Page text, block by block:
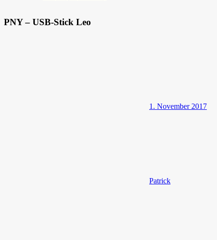
PNY – USB-Stick Leo
1. November 2017
Patrick